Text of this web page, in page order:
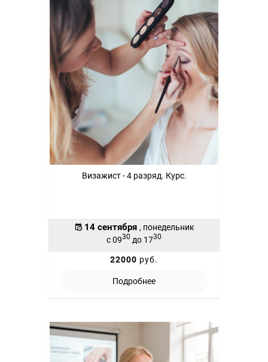
Визажист - 4 разряд. Курс.
14 сентября , понедельник
с 0930 до 1730
22000 руб.
Подробнее